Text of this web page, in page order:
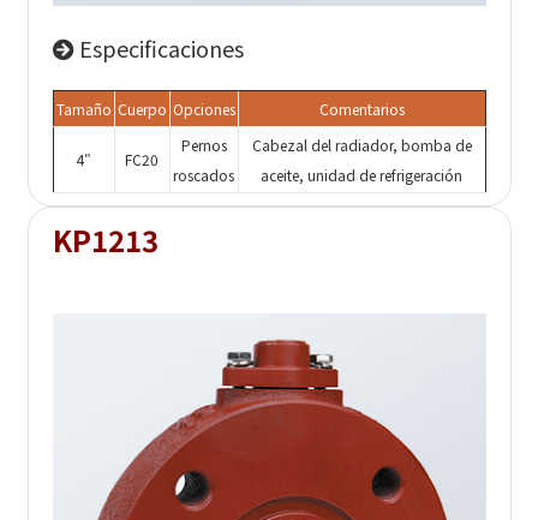
Especificaciones
Tamaño Cuerpo Opciones Comentarios
4″ FC20
Pernos
roscados
Cabezal del radiador, bomba de
aceite, unidad de refrigeración
KP1213